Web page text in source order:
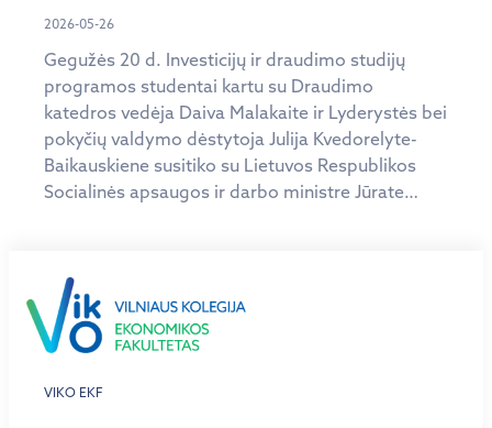
2026-05-26
Gegužės 20 d. Investicijų ir draudimo studijų
programos studentai kartu su Draudimo
katedros vedėja Daiva Malakaite ir Lyderystės bei
pokyčių valdymo dėstytoja Julija Kvedorelyte-
Baikauskiene susitiko su Lietuvos Respublikos
Socialinės apsaugos ir darbo ministre Jūrate…
VIKO EKF